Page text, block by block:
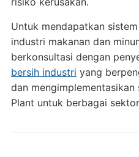
Untuk mendapatkan
industri makanan dan
berkonsultasi dengan
bersih industri yang
dan mengimplementasikan
Plant untuk berbagai